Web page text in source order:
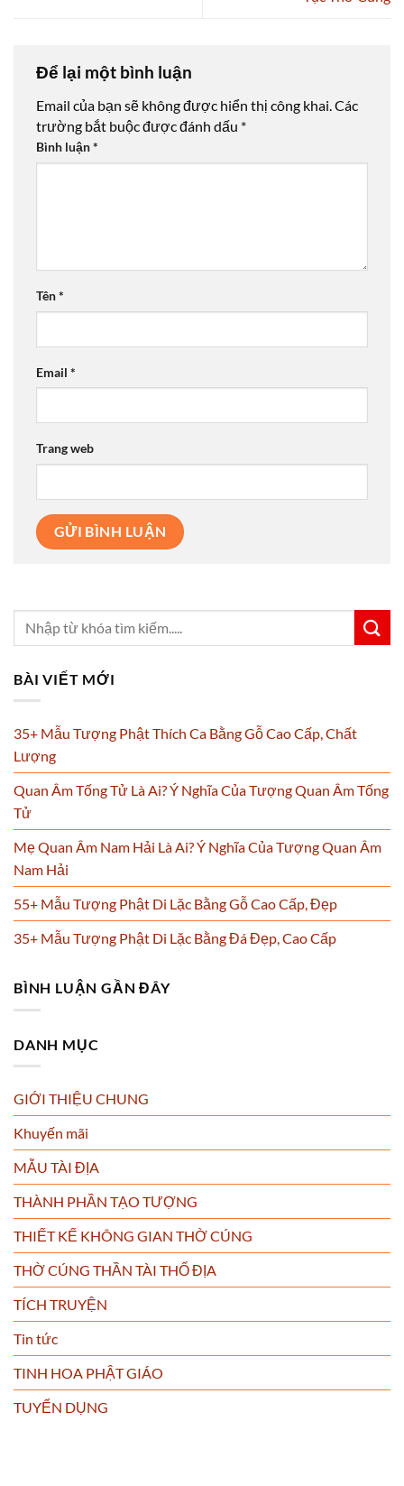
Để lại một bình luận
Email của bạn sẽ không được hiển thị công khai.Các
trường bắt buộc được đánh dấu *
Bình luận*
Tên*
Email *
Trang web
BÀI VIẾT MỚI
35+ Mẫu Tượng Phật Thích Ca Bằng Gỗ Cao Cấp, Chất
Lượng
Quan Âm Tống Tử Là Ai? Ý Nghĩa Của Tượng Quan Âm Tống
Tử
Mẹ Quan Âm Nam Hải Là Ai? Ý Nghĩa Của Tượng Quan Âm
Nam Hải
55+ Mẫu Tượng Phật Di Lặc Bằng Gỗ Cao Cấp, Đẹp
35+ Mẫu Tượng Phật Di Lặc Bằng Đá Đẹp, Cao Cấp
BÌNH LUẬN GẦN ĐÂY
DANH MỤC
GIỚI THIỆU CHUNG
Khuyến mãi
MẪU TÀI ĐỊA
THÀNH PHẦN TẠO TƯỢNG
THIẾT KẾ KHÔNG GIAN THỜ CÚNG
THỜ CÚNG THẦN TÀI THỔ ĐỊA
TÍCH TRUYỆN
Tin tức
TINH HOA PHẬT GIÁO
TUYỂN DỤNG